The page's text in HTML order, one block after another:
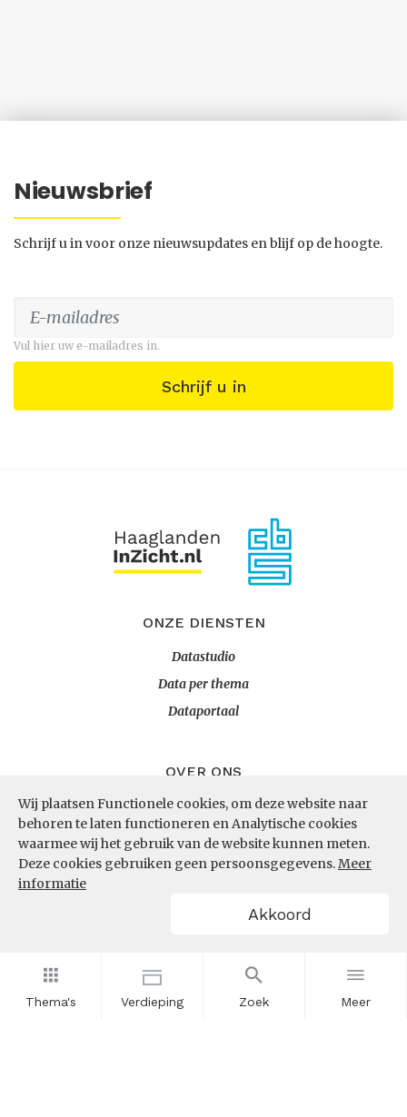
Thema's Verdieping Zoek Meer
Wij plaatsen Functionele cookies, om deze website naar
behoren te laten functioneren en Analytische cookies
waarmee wij het gebruik van de website kunnen meten.
Deze cookies gebruiken geen persoonsgegevens.Meer
informatie
Akkoord
Nieuwsbrief
Schrijf u in voor onze nieuwsupdates en blijf op de hoogte.
Vul hier uw e-mailadres in.
Schrijf u in
ONZE DIENSTEN
Datastudio
Data per thema
Dataportaal
OVER ONS
InZicht
Contact